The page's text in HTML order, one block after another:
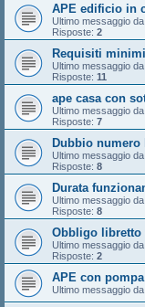
APE edificio in
Ultimo messaggio da
Risposte: 2
Requisiti
Ultimo messaggio da
Risposte: 11
ape casa con
Ultimo messaggio da
Risposte: 7
Dubbio numero
Ultimo messaggio da
Risposte: 8
Durata
Ultimo messaggio da
Risposte: 8
Obbligo libretto
Ultimo messaggio da
Risposte: 2
APE con
Ultimo messaggio da